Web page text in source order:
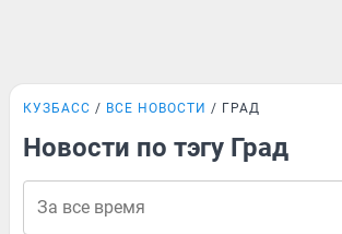
КУЗБАСС ВСЕ НОВОСТИ ГРАД
Новости по тэгу Град